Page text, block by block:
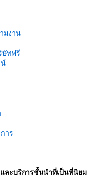
มงาน
ษัทฟรี
าร
ละบริการชั้นนำที่เป็นที่นิยม